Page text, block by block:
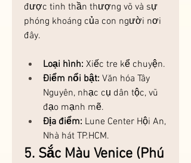
được tinh thần thượng võ và sự
phóng khoáng của con người nơi
đây.
Loại hình: Xiếc tre kể chuyện.
Điểm nổi bật: Văn hóa Tây
Nguyên, nhạc cụ dân tộc, vũ
đạo mạnh mẽ.
Địa điểm: Lune Center Hội An,
Nhà hát TP.HCM.
5. Sắc Màu Venice (Phú